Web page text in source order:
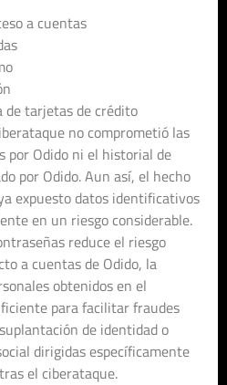
a cuentas
de tarjetas de crédito
no comprometió las
por Odido ni el historial de
por Odido. Aun así, el hecho
expuesto datos identificativos
en un riesgo considerable.
reduce el riesgo
a cuentas de Odido, la
obtenidos en el
para facilitar fraudes
de identidad o
dirigidas específicamente
el ciberataque.